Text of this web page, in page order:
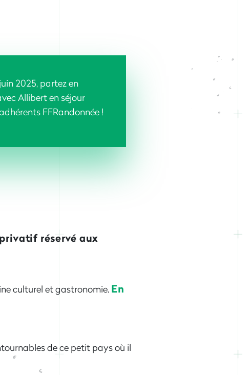
2025, partez en
Allibert en séjour
FFRandonnée !
réservé aux
culturel et gastronomie. En
de ce petit pays où il